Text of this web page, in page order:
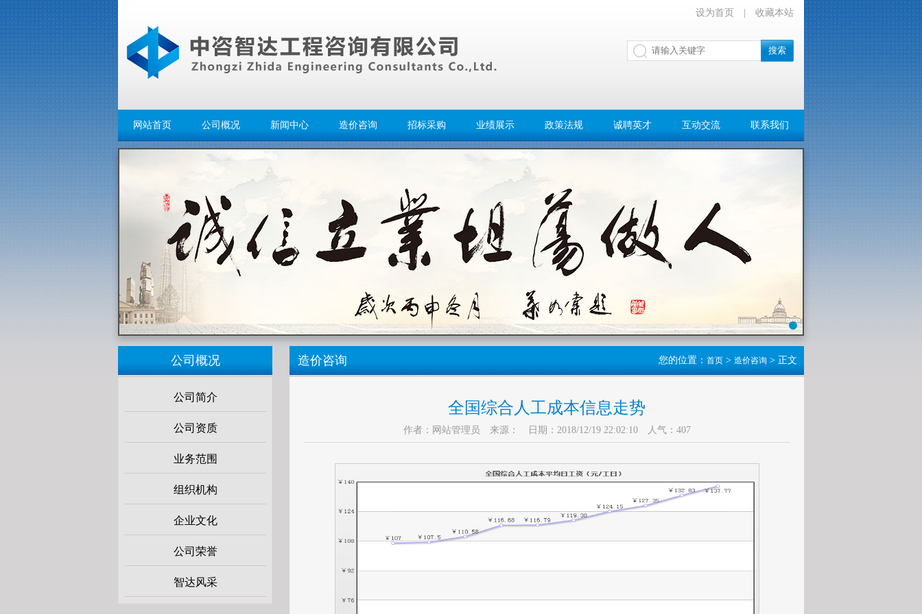
设为首页 收藏本站
网站首页 公司概况 新闻中心 造价咨询 招标采购 业绩展示 政策法规 诚聘英才 互动交流 联系我们
公司概况
公司简介
公司资质
业务范围
组织机构
企业文化
公司荣誉
智达风采
造价咨询 您的位置： 首页 > 造价咨询 > 正文
全国综合人工成本信息走势
作者：网站管理员 来源： 日期：2018/12/19 22:02:10 人气： 407